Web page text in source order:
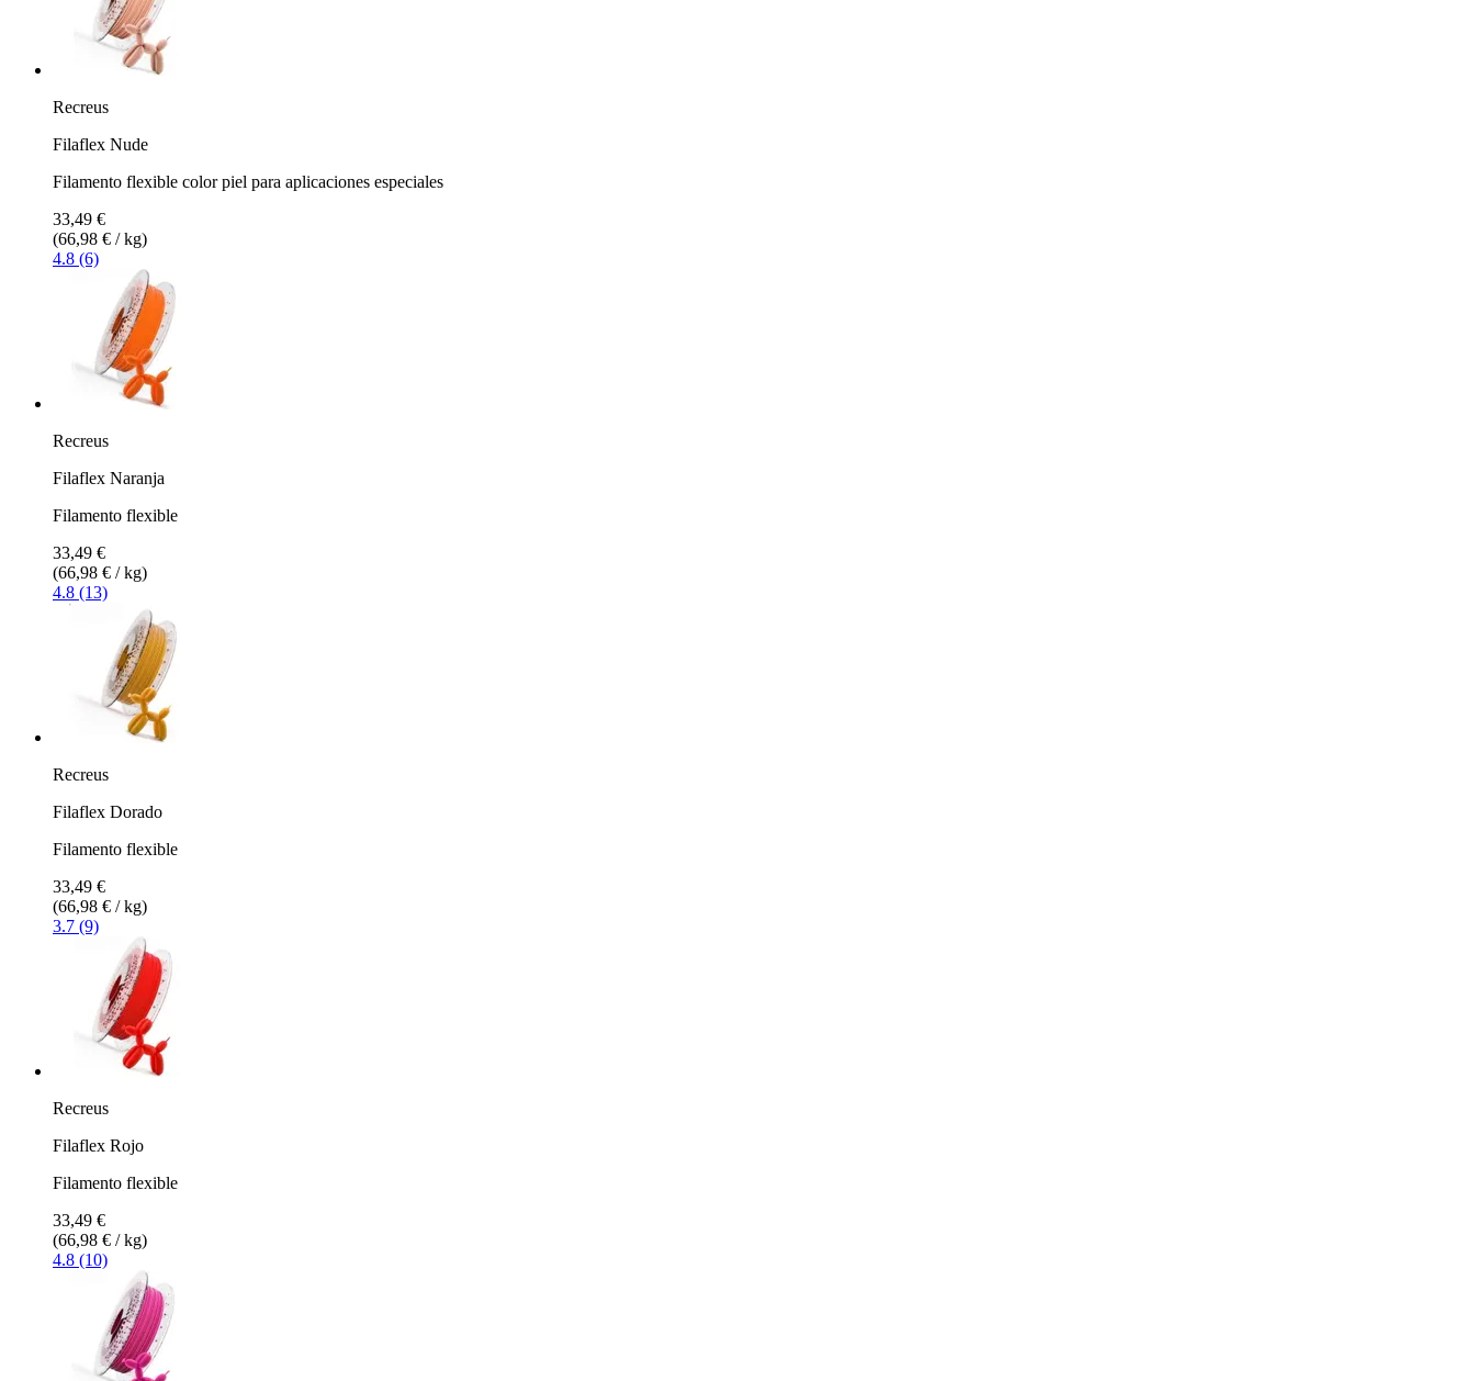
Recreus
Filaflex Nude
Filamento flexible color piel para aplicaciones especiales
33,49 €
(66,98 € / kg)
4.8 (6)
Recreus
Filaflex Naranja
Filamento flexible
33,49 €
(66,98 € / kg)
4.8 (13)
Recreus
Filaflex Dorado
Filamento flexible
33,49 €
(66,98 € / kg)
3.7 (9)
Recreus
Filaflex Rojo
Filamento flexible
33,49 €
(66,98 € / kg)
4.8 (10)